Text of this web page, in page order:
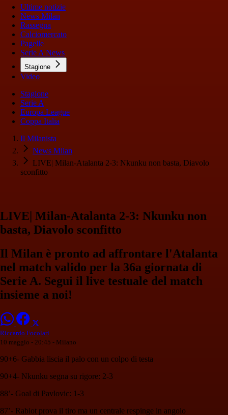
Ultime notizie
News Milan
Rassegna
Calciomercato
Pagelle
Serie A News
Stagione
Video
Stagione
Serie A
Europa League
Coppa Italia
Il Milanista
News Milan
LIVE| Milan-Atalanta 2-3: Nkunku non basta, Diavolo
sconfitto
LIVE| Milan-Atalanta 2-3: Nkunku non
basta, Diavolo sconfitto
Il Milan è pronto ad affrontare l'Atalanta
nel match valido per la 36a giornata di
Serie A. Segui il live testuale del match
insieme a noi!
Riccardo Focolari
10 maggio - 20:45 - Milano
90+6- Gabbia liscia il palo con un colpo di testa
90+4- Nkunku segna su rigore: 2-3
88’- Goal di Pavlovic: 1-3
87’- Rabiot prova il tiro ma un centrale respinge in angolo